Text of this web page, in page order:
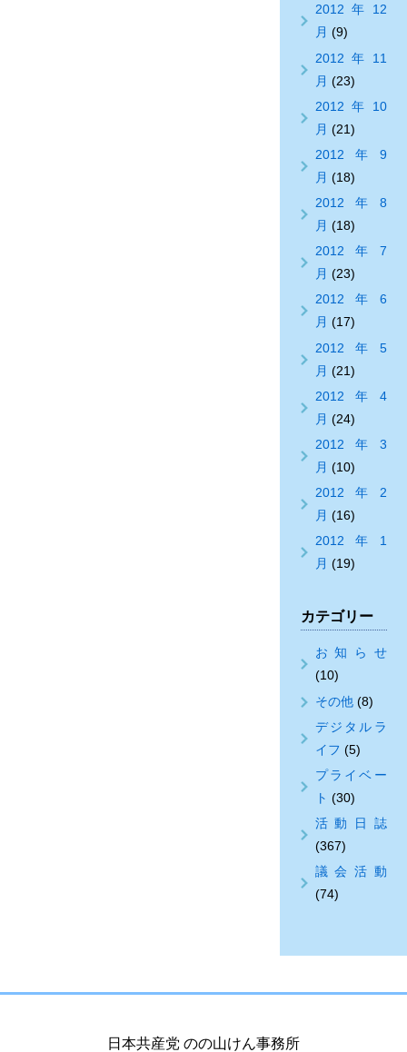
2012年12
月 (9)
2012年11
月 (23)
2012年10
月 (21)
2012年9
月 (18)
2012年8
月 (18)
2012年7
月 (23)
2012年6
月 (17)
2012年5
月 (21)
2012年4
月 (24)
2012年3
月 (10)
2012年2
月 (16)
2012年1
月 (19)
カテゴリー
お知らせ
(10)
その他(8)
デジタルラ
イフ (5)
プライベー
ト (30)
活動日誌
(367)
議会活動
(74)
日本共産党 のの山けん事務所